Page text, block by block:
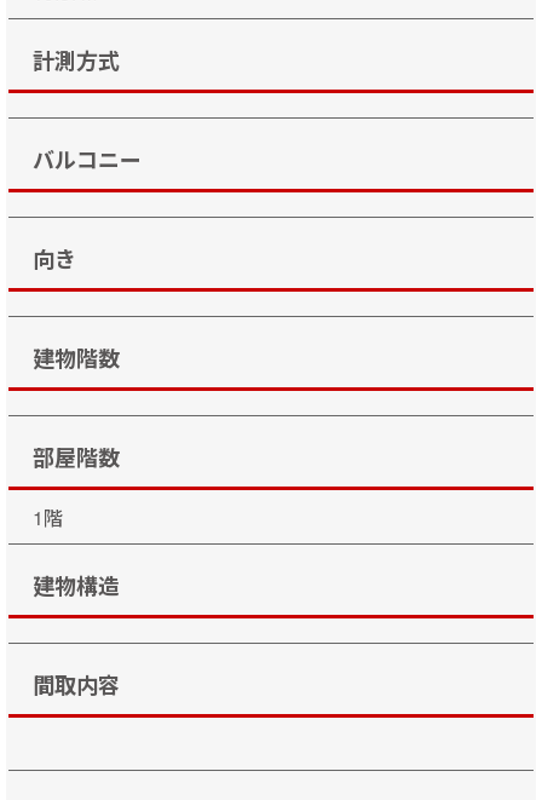
計測方式
バルコニー
向き
建物階数
部屋階数
1階
建物構造
間取内容